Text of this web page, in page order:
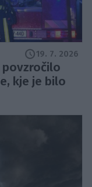
19. 7. 2026
kje je bilo